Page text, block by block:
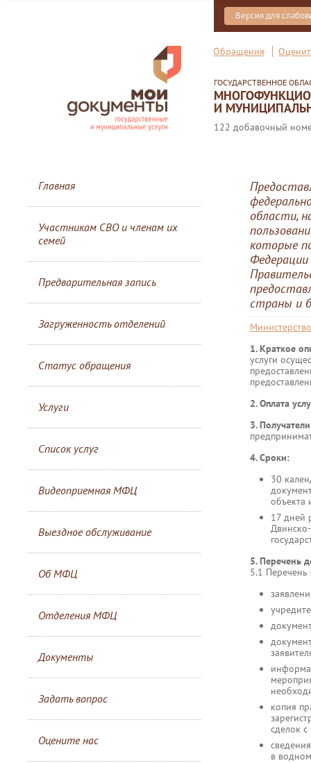
Версия для
Обращения
ГОСУДАРСТВЕННОЕ
И
122 добавочный
Главная
Участникам СВО и членам их
семей
Предварительная запись
Загруженность отделений
Статус обращения
Услуги
Список услуг
Видеоприемная МФЦ
Выездное обслуживание
Об МФЦ
Отделения МФЦ
Документы
Задать вопрос
Оцените нас
области,
которые
страны и
1. Краткое
услуги
2. Оплата
3.
4. Сроки:
30
объекта
17 дней
5. Перечень
5.1
копия
сделок
в